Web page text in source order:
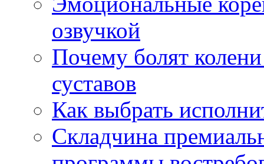
озвучкой
Почему болят
суставов
Как выбрать
Складчина